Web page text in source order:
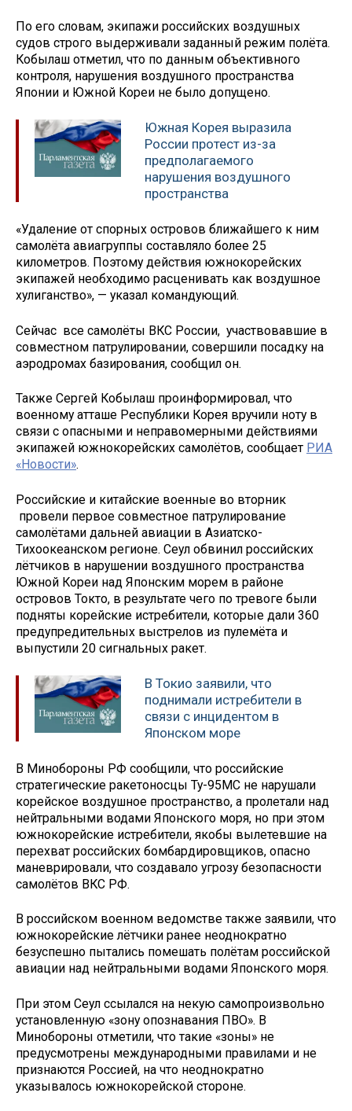
По его словам, экипажи российских воздушных
судов строго выдерживали заданный режим полёта.
Кобылаш отметил, что по данным объективного
контроля, нарушения воздушного пространства
Японии и Южной Кореи не было допущено.
Южная Корея выразила
России протест из-за
предполагаемого
нарушения воздушного
пространства
«Удаление от спорных островов ближайшего к ним
самолёта авиагруппы составляло более 25
километров. Поэтому действия южнокорейских
экипажей необходимо расценивать как воздушное
хулиганство», — указал командующий.
Сейчас все самолёты ВКС России, участвовавшие в
совместном патрулировании, совершили посадку на
аэродромах базирования, сообщил он.
Также Сергей Кобылаш проинформировал, что
военному атташе Республики Корея вручили ноту в
связи с опасными и неправомерными действиями
экипажей южнокорейских самолётов, сообщает РИА
«Новости».
Российские и китайские военные во вторник
провели первое совместное патрулирование
самолётами дальней авиации в Азиатско-
Тихоокеанском регионе. Сеул обвинил российских
лётчиков в нарушении воздушного пространства
Южной Кореи над Японским морем в районе
островов Токто, в результате чего по тревоге были
подняты корейские истребители, которые дали 360
предупредительных выстрелов из пулемёта и
выпустили 20 сигнальных ракет.
В Токио заявили, что
поднимали истребители в
связи с инцидентом в
Японском море
В Минобороны РФ сообщили, что российские
стратегические ракетоносцы Ту-95МС не нарушали
корейское воздушное пространство, а пролетали над
нейтральными водами Японского моря, но при этом
южнокорейские истребители, якобы вылетевшие на
перехват российских бомбардировщиков, опасно
маневрировали, что создавало угрозу безопасности
самолётов ВКС РФ.
В российском военном ведомстве также заявили, что
южнокорейские лётчики ранее неоднократно
безуспешно пытались помешать полётам российской
авиации над нейтральными водами Японского моря.
При этом Сеул ссылался на некую самопроизвольно
установленную «зону опознавания ПВО». В
Минобороны отметили, что такие «зоны» не
предусмотрены международными правилами и не
признаются Россией, на что неоднократно
указывалось южнокорейской стороне.